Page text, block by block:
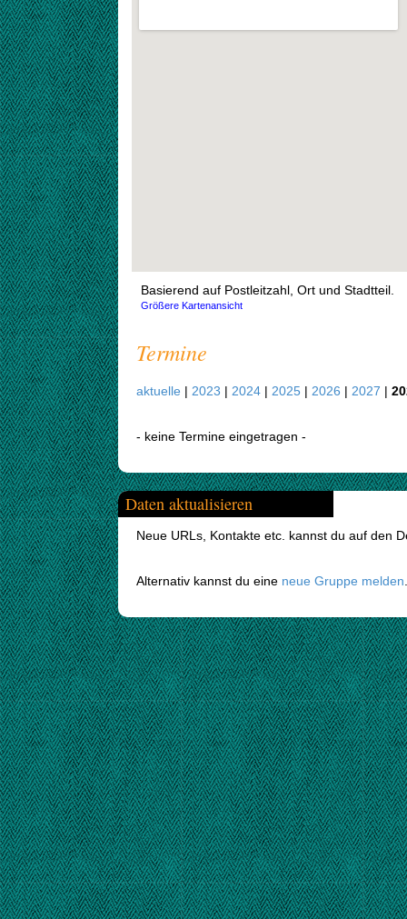
Basierend auf Postleitzahl, Ort und Stadtteil.
Größere Kartenansicht
Termine
aktuelle | 2023 | 2024 | 2025 | 2026 | 2027 |
- keine Termine eingetragen -
Daten aktualisieren
Neue URLs, Kontakte etc. kannst du auf den
Alternativ kannst du eine neue Gruppe melden